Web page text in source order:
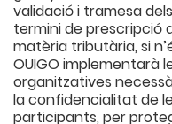
validació i tramesa
termini de prescripció
matèria tributària, si
OUIGO implementarà
organitzatives
la confidencialitat de
participants, per